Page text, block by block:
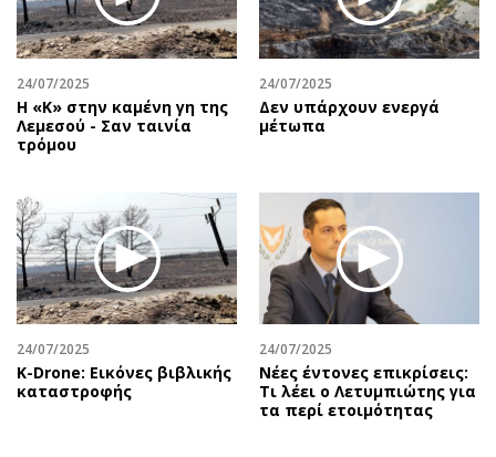
24/07/2025
Η «Κ» στην καμένη γη της
Λεμεσού - Σαν ταινία
τρόμου
24/07/2025
Δεν υπάρχουν ενεργά
μέτωπα
24/07/2025
Κ-Drone: Εικόνες βιβλικής
καταστροφής
24/07/2025
Νέες έντονες επικρίσεις:
Τι λέει ο Λετυμπιώτης για
τα περί ετοιμότητας